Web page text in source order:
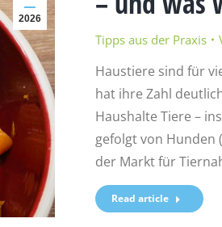
2026
Tipps aus der Praxis
Haustiere sind für
hat ihre Zahl
Haushalte Tiere –
gefolgt von Hunden
der Markt für
Read article